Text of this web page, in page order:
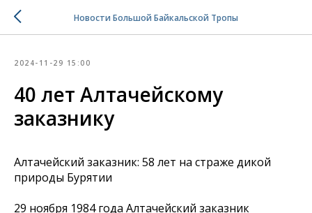
Новости Большой Байкальской Тропы
2024-11-29 15:00
40 лет Алтачейскому
заказнику
Алтачейский заказник: 58 лет на страже дикой
природы Бурятии
29 ноября 1984 года Алтачейский заказник